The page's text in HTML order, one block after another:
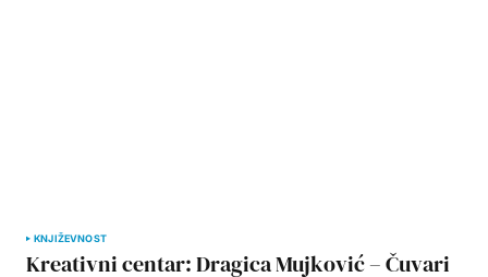
KNJIŽEVNOST
Kreativni centar: Dragica Mujković – Čuvari